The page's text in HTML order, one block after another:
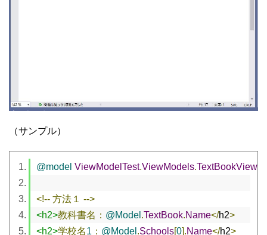
（サンプル）
@model ViewModelTest.ViewModels.
<!-- 方法１
-->
<h2>教科書名： @Model .TextBook.Name</h2>
<h2>学校名1 ： @Model .Schools[0].Name</h2>